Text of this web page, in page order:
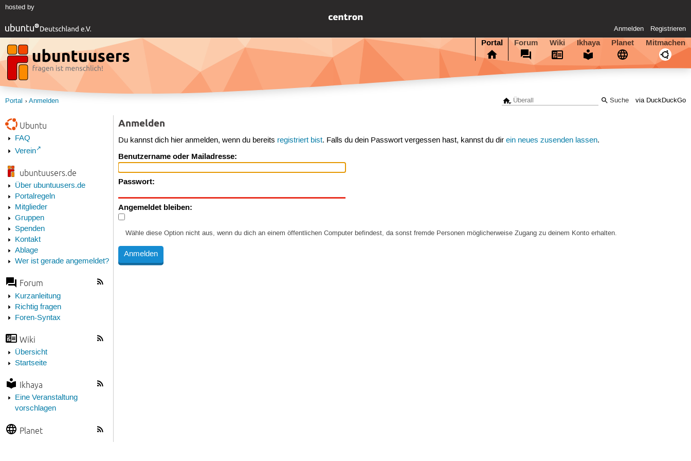
hosted by
Anmelden Registrieren
Portal Forum Wiki Ikhaya Planet Mitmachen
via DuckDuckGo
Portal Anmelden
Ubuntu
FAQ
Verein
ubuntuusers.de
Über ubuntuusers.de
Portalregeln
Mitglieder
Gruppen
Spenden
Kontakt
Ablage
Wer ist gerade angemeldet?
Forum
Kurzanleitung
Richtig fragen
Foren-Syntax
Wiki
Übersicht
Startseite
Ikhaya
Eine Veranstaltung
vorschlagen
Planet
Anmelden
Du kannst dich hier anmelden, wenn du bereits registriert bist. Falls du dein Passwort vergessen hast, kannst du direin neues zusenden lassen.
Benutzername oder Mailadresse:
Passwort:
Angemeldet bleiben:
Wähle diese Option nicht aus, wenn du dich an einem öffentlichen Computer befindest, da sonst fremde Personen möglicherweise Zugang zu deinem Konto erhalten.